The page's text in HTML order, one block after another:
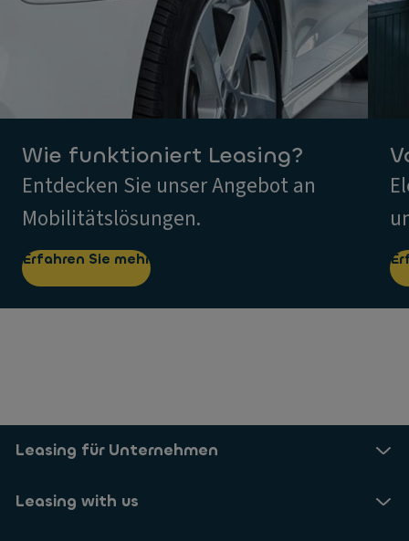
Wie funktioniert Leasing?
Entdecken Sie unser Angebot an
Mobilitätslösungen.
Erfahren Sie mehr
Leasing für Unternehmen
Leasing with us